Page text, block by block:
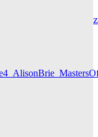
Vom Provinzjungen